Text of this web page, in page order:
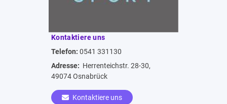
Kontaktiere uns
Telefon: 0541 331130
Adresse: Herrenteichstr. 28-30,
49074 Osnabrück
Kontaktiere uns